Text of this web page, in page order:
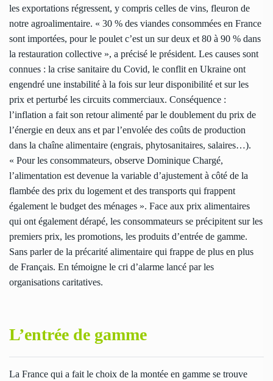
les exportations régressent, y compris celles de vins, fleuron de
notre agroalimentaire. « 30 % des viandes consommées en France
sont importées, pour le poulet c’est un sur deux et 80 à 90 % dans
la restauration collective », a précisé le président. Les causes sont
connues : la crise sanitaire du Covid, le conflit en Ukraine ont
engendré une instabilité à la fois sur leur disponibilité et sur les
prix et perturbé les circuits commerciaux. Conséquence :
l’inflation a fait son retour alimenté par le doublement du prix de
l’énergie en deux ans et par l’envolée des coûts de production
dans la chaîne alimentaire (engrais, phytosanitaires, salaires…).
« Pour les consommateurs, observe Dominique Chargé,
l’alimentation est devenue la variable d’ajustement à côté de la
flambée des prix du logement et des transports qui frappent
également le budget des ménages ». Face aux prix alimentaires
qui ont également dérapé, les consommateurs se précipitent sur les
premiers prix, les promotions, les produits d’entrée de gamme.
Sans parler de la précarité alimentaire qui frappe de plus en plus
de Français. En témoigne le cri d’alarme lancé par les
organisations caritatives.
L’entrée de gamme
La France qui a fait le choix de la montée en gamme se trouve